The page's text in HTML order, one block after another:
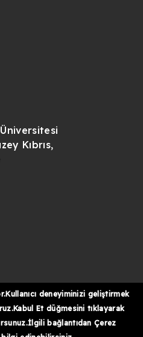
Üniversitesi
Kıbrıs,
CIUOfficial
CIUOfficial
www.youtube.com/
https://
deneyiminizi geliştirmek
Et düğmesini tıklayarak
bağlantıdan Çerez